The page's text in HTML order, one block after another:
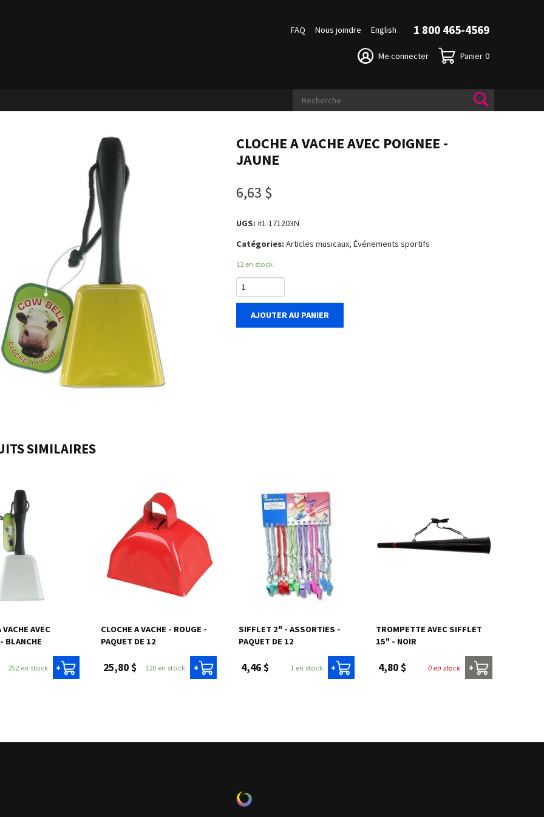
FAQ Nous joindre English 1 800 465-4569
Me connecter Panier 0
CLOCHE A VACHE AVEC POIGNEE -
JAUNE
6,63 $
UGS:#1-171203N
Catégories:Articles musicaux, Événements sportifs
12 en stock
AJOUTER AU PANIER
SIMILAIRES
VACHE AVEC
BLANCHE
252 en stock +
CLOCHE A VACHE - ROUGE -
PAQUET DE 12
25,80 $ 120 en stock +
SIFFLET 2" - ASSORTIES -
PAQUET DE 12
4,46 $ 1 en stock +
TROMPETTE AVEC SIFFLET
15" - NOIR
4,80 $ 0 en stock +